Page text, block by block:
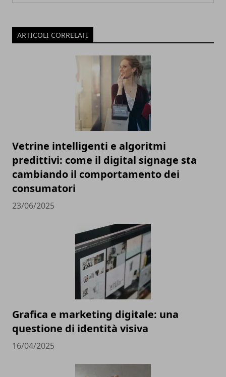
ARTICOLI CORRELATI
Vetrine intelligenti e algoritmi
predittivi: come il digital signage sta
cambiando il comportamento dei
consumatori
23/06/2025
Grafica e marketing digitale: una
questione di identità visiva
16/04/2025